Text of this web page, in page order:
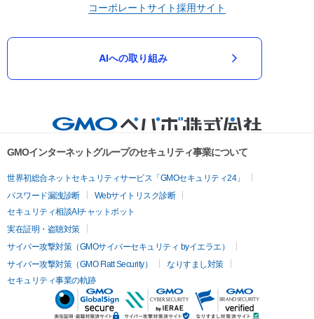
コーポレートサイト採用サイト
AIへの取り組み
GMOインターネットグループのセキュリティ事業について
世界初総合ネットセキュリティサービス「GMOセキュリティ24」
パスワード漏洩診断
Webサイトリスク診断
セキュリティ相談AIチャットボット
実在証明・盗聴対策
サイバー攻撃対策（GMOサイバーセキュリティ byイエラエ）
サイバー攻撃対策（GMO Flatt Security）
なりすまし対策
セキュリティ事業の軌跡